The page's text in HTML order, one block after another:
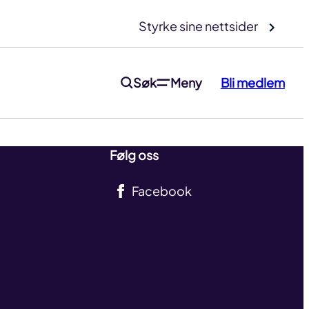
Styrke sine nettsider
Søk Meny Bli medlem
Følg oss
Facebook